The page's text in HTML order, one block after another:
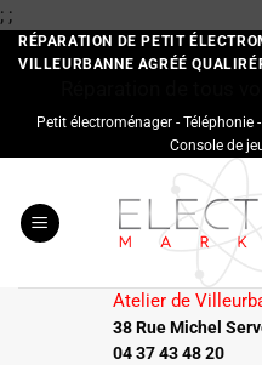
; ;Passer
au
contenu
RÉPARATION DE PETIT
VILLEURBANNE AGRÉÉ
Petit électroménager -
Console de
Atelier de
38 Rue Michel
04 37 43 48 20